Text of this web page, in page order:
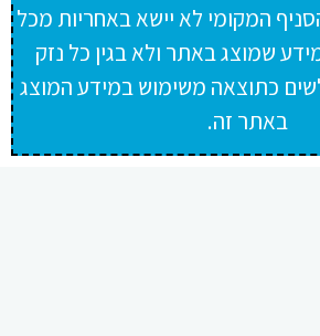
המקומי לא יישא באחריות מכל
שמוצג באתר ולא בגין כל נזק
כתוצאה משימוש במידע המוצג
באתר זה.